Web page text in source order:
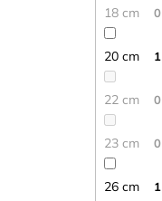
18 cm 0
20 cm 1
22 cm 0
23 cm 0
26 cm 1